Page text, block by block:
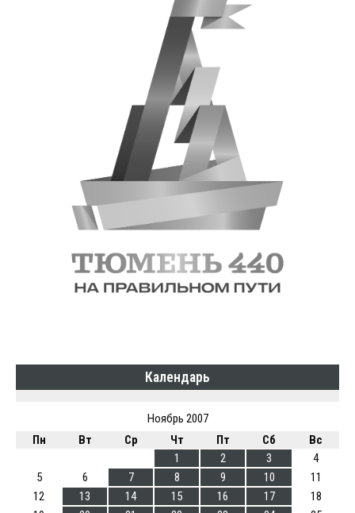
Календарь
Ноябрь 2007
Пн
Вт Ср Чт Пт Сб
Вс
1
2 3
4
5
6 7 8 9 10
11
12
13 14 15 16 17
18